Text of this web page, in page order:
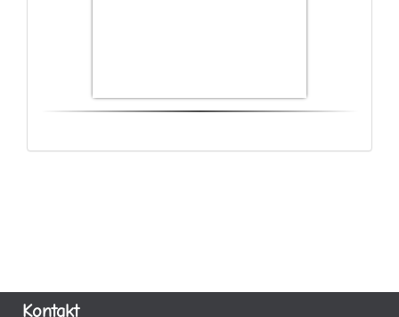
Kontakt